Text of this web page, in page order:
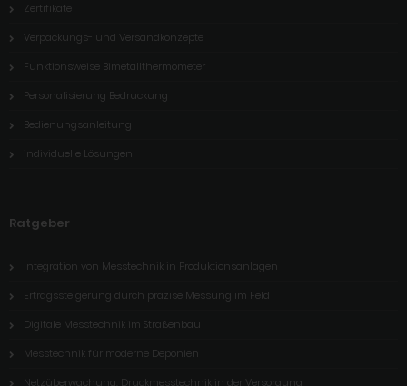
Zertifikate
Verpackungs- und Versandkonzepte
Funktionsweise Bimetallthermometer
Personalisierung Bedruckung
Bedienungsanleitung
individuelle Lösungen
Ratgeber
Integration von Messtechnik in Produktionsanlagen
Ertragssteigerung durch präzise Messung im Feld
Digitale Messtechnik im Straßenbau
Messtechnik für moderne Deponien
Netzüberwachung: Druckmesstechnik in der Versorgung